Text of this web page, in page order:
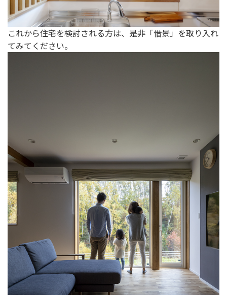
これから住宅を検討される方は、是非「借景」を取り入れ
てみてください。